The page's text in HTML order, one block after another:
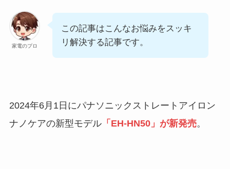
家電のプロ
この記事はこんなお悩みをスッキ
リ解決する記事です。
2024年6月1日にパナソニックストレートアイロン
ナノケアの新型モデル「EH-HN50」が新発売。